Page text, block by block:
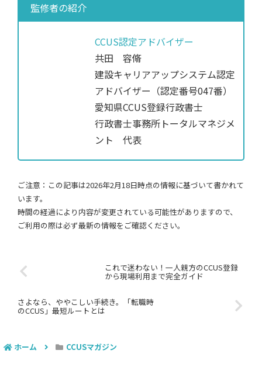
監修者の紹介
CCUS認定アドバイザー
共田 容脩
建設キャリアアップシステム認定
アドバイザー（認定番号047番）
愛知県CCUS登録行政書士
行政書士事務所トータルマネジメ
ント 代表
ご注意：この記事は2026年2月18日時点の情報に基づいて書かれて
います。
時間の経過により内容が変更されている可能性がありますので、
ご利用の際は必ず最新の情報をご確認ください。
これで迷わない！一人親方のCCUS登録
から現場利用まで完全ガイド
さよなら、ややこしい手続き。「転職時
のCCUS」最短ルートとは
ホーム CCUSマガジン